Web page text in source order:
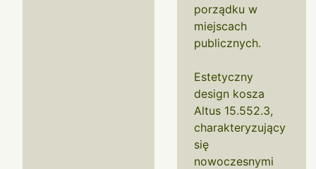
porządku w
miejscach
publicznych.
Estetyczny
design kosza
Altus 15.552.3,
charakteryzujący
się
nowoczesnymi